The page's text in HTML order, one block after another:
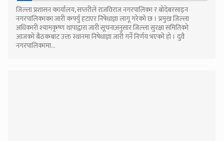
जिल्ला प्रशासन कार्यालय, सप्तरीले राजविराज नगरपालिका र बोदेबरसाइन
नगरपालिकाका जारी कर्फ्यु हटाएर निषेधाज्ञा लागू गरेको छ । प्रमुख जिल्ला
अधिकारी श्यामकृष्ण थापाद्वारा जारी सूचनाअनुसार जिल्ला सुरक्षा समितिको
आजको बैठकबाट उक्त स्थानमा निषेधाज्ञा जारी गर्ने निर्णय भएको हो । दुवै
नगरपालिकामा...